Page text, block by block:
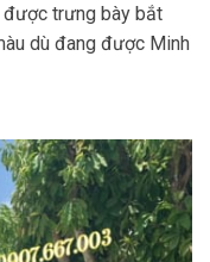
được trưng bày bắt
dù đang được Minh